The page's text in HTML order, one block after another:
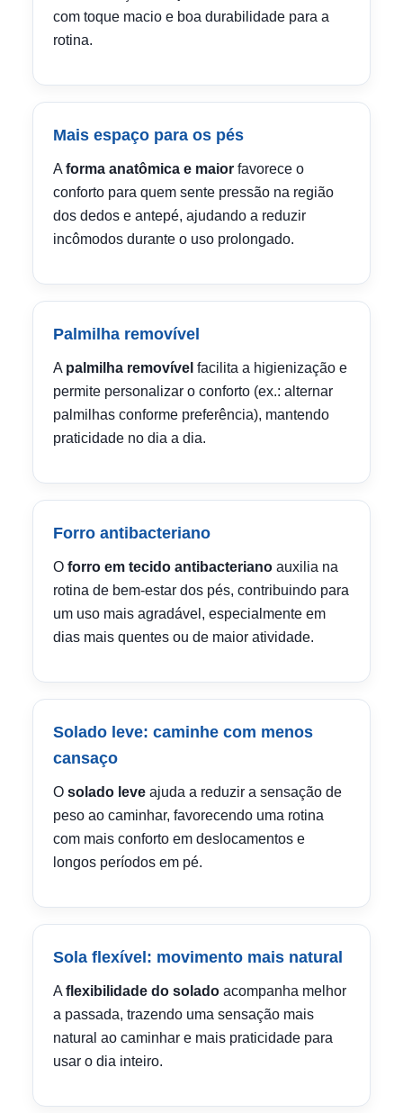
com toque macio e boa durabilidade para a
rotina.
Mais espaço para os pés
A forma anatômica e maior favorece o
conforto para quem sente pressão na região
dos dedos e antepé, ajudando a reduzir
incômodos durante o uso prolongado.
Palmilha removível
A palmilha removível facilita a higienização e
permite personalizar o conforto (ex.: alternar
palmilhas conforme preferência), mantendo
praticidade no dia a dia.
Forro antibacteriano
O forro em tecido antibacteriano auxilia na
rotina de bem-estar dos pés, contribuindo para
um uso mais agradável, especialmente em
dias mais quentes ou de maior atividade.
Solado leve: caminhe com menos
cansaço
O solado leve ajuda a reduzir a sensação de
peso ao caminhar, favorecendo uma rotina
com mais conforto em deslocamentos e
longos períodos em pé.
Sola flexível: movimento mais natural
A flexibilidade do solado acompanha melhor
a passada, trazendo uma sensação mais
natural ao caminhar e mais praticidade para
usar o dia inteiro.